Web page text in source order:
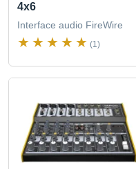
4x6
Interface audio FireWire
(1)